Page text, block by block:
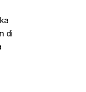
di